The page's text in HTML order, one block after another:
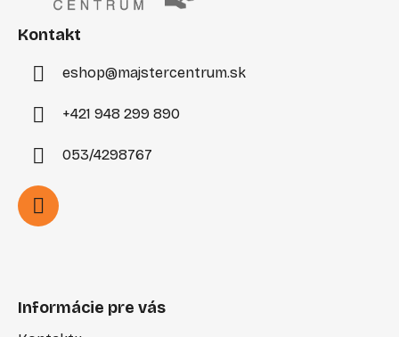
Kontakt
eshop@majstercentrum.sk
+421 948 299 890
053/4298767
Informácie pre vás